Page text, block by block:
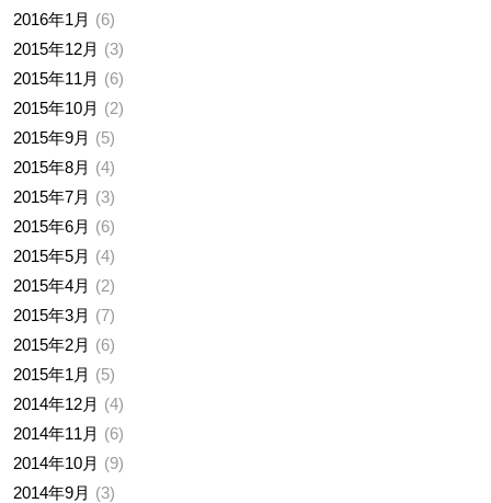
2016年1月
6
2015年12月
3
2015年11月
6
2015年10月
2
2015年9月
5
2015年8月
4
2015年7月
3
2015年6月
6
2015年5月
4
2015年4月
2
2015年3月
7
2015年2月
6
2015年1月
5
2014年12月
4
2014年11月
6
2014年10月
9
2014年9月
3